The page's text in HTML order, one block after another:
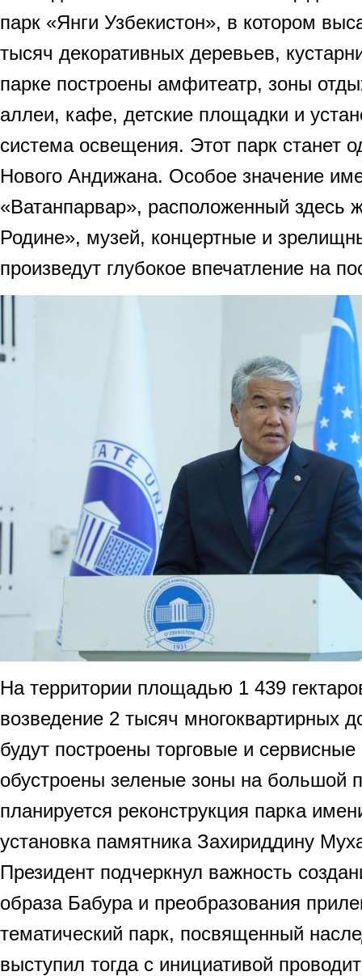
парк «Янги Узбекистон», в котором
тысяч декоративных деревьев,
парке построены амфитеатр, зоны
аллеи, кафе, детские площадки и
система освещения. Этот парк станет
Нового Андижана. Особое значение
«Ватанпарвар», расположенный здесь
Родине», музей, концертные и
произведут глубокое впечатление на
На территории площадью 1 439
возведение 2 тысяч многоквартирных
будут построены торговые и
обустроены зеленые зоны на большой
планируется реконструкция парка
установка памятника Захириддину
Президент подчеркнул важность
образа Бабура и преобразования
тематический парк, посвященный
выступил тогда с инициативой